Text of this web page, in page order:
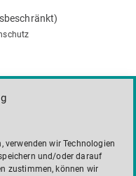
verwenden wir Technologien
und/oder darauf
zustimmen, können wir